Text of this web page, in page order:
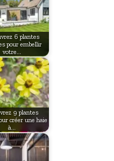
6 plantes
pour embellir
votre…
9 plantes
créer une haie
à…